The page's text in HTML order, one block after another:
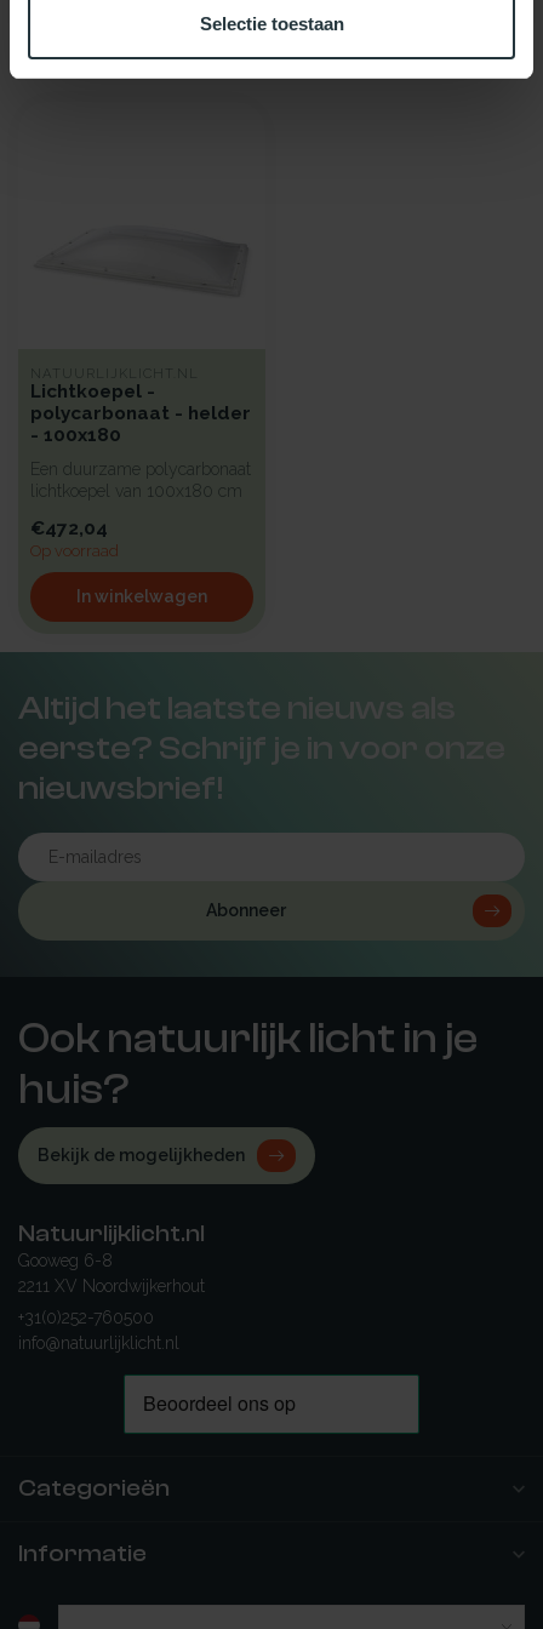
Selectie toestaan
Recent bekeken
NATUURLIJKLICHT.NL
Lichtkoepel -
polycarbonaat - helder
- 100x180
Een duurzame polycarbonaat
lichtkoepel van 100x180 cm
€472,04
Op voorraad
In winkelwagen
Altijd het laatste nieuws als
eerste? Schrijf je in voor onze
nieuwsbrief!
Abonneer
Ook natuurlijk licht in je
huis?
Bekijk de mogelijkheden
Natuurlijklicht.nl
Gooweg 6-8
2211 XV Noordwijkerhout
+31(0)252-760500
info@natuurlijklicht.nl
Categorieën
Informatie